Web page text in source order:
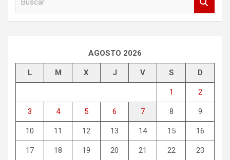
AGOSTO 2026
L M X J V S D
1 2
3 4 5 6 7 8 9
10 11 12 13 14 15 16
17 18 19 20 21 22 23